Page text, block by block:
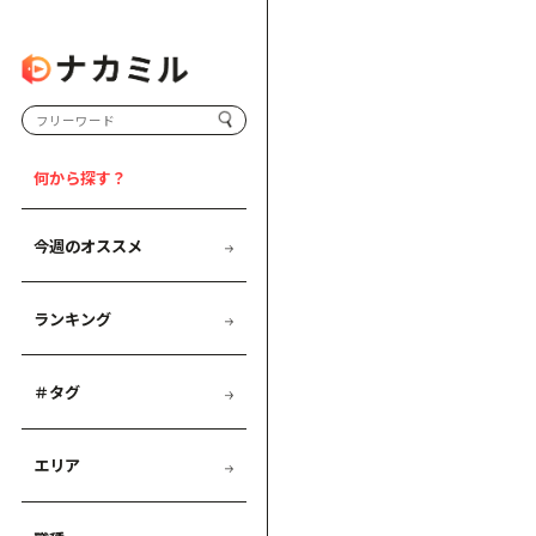
何から探す？
今週のオススメ
ランキング
＃タグ
エリア